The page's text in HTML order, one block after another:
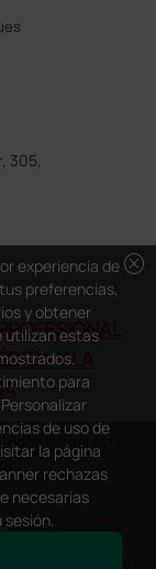
305,
Y LA
los derechos
cancel
experiencia de
preferencias,
y obtener
utilizan estas
para
de uso de
la página
rechazas
necesarias